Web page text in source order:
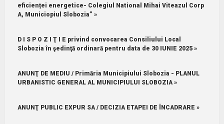
eficienței energetice- Colegiul National Mihai Viteazul Corp
A, Municiopiul Slobozia” »
D I S P O Z I Ţ I E privind convocarea Consiliului Local
Slobozia în şedinţă ordinară pentru data de 30 IUNIE 2025 »
ANUNŢ DE MEDIU / Primăria Municipiului Slobozia - PLANUL
URBANISTIC GENERAL AL MUNICIPIULUI SLOBOZIA »
ANUNŢ PUBLIC EXPUR SA / DECIZIA ETAPEI DE ÎNCADRARE »